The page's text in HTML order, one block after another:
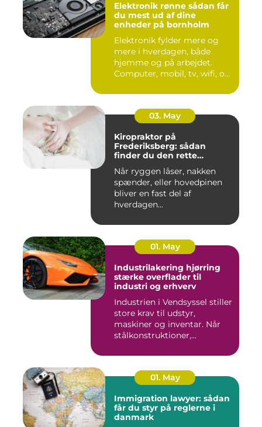
Elektronik rønne sådan får
du mest ud af dine
enheder på bornholm
Elektronik fylder mere og
mere i hverdagen, både
hjemme og på arbejdet.
Computer, mobil, tv, wifi, o...
03. May
Kiropraktor på
Frederiksberg: sådan
finder du den rette
Når ryggen låser, nakken
spænder, eller hovedpinen
bliver en fast del af
hverdagen...
01. May
Industrilakering hjørring
stærke overflader til
industri og erhverv
Industrien i Vendsyssel stiller
store krav til udstyr,
maskiner og inventar. Når
stålkonstruktioner,...
01. May
Immigration lawyer: sådan
får du styr på reglerne i
danmark